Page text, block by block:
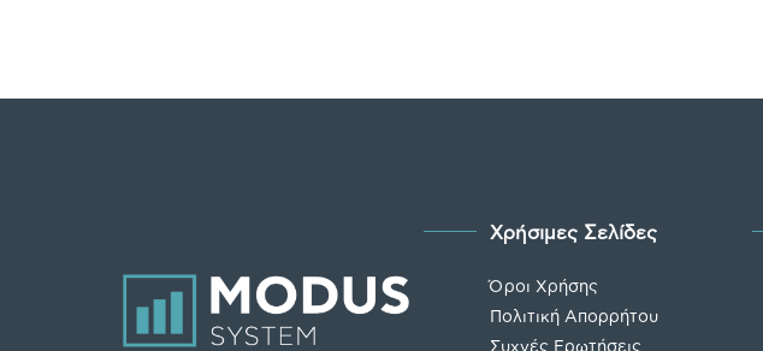
Χρήσιμες Σελίδες
Όροι Χρήσης
Πολιτική Απορρήτου
Συχνές Ερωτήσεις